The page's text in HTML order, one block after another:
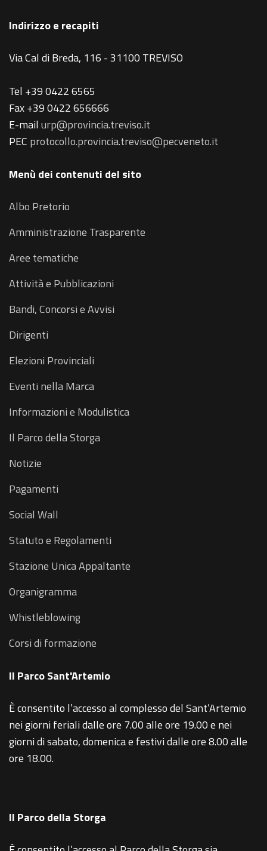
Indirizzo e recapiti
Via Cal di Breda, 116 - 31100 TREVISO
Tel +39 0422 6565
Fax +39 0422 656666
E-mailurp@provincia.treviso.it
PEC protocollo.provincia.treviso@pecveneto.it
Menù dei contenuti del sito
Albo Pretorio
Amministrazione Trasparente
Aree tematiche
Attività e Pubblicazioni
Bandi, Concorsi e Avvisi
Dirigenti
Elezioni Provinciali
Eventi nella Marca
Informazioni e Modulistica
Il Parco della Storga
Notizie
Pagamenti
Social Wall
Statuto e Regolamenti
Stazione Unica Appaltante
Organigramma
Whistleblowing
Corsi di formazione
Il Parco Sant'Artemio
È consentito l’accesso al complesso del Sant’Artemio
nei giorni feriali dalle ore 7.00 alle ore 19.00 e nei
giorni di sabato, domenica e festivi dalle ore 8.00 alle
ore 18.00.
Il Parco della Storga